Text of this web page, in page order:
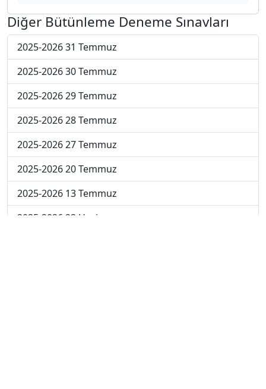
Diğer Bütünleme Deneme Sınavları
2025-2026 31 Temmuz
2025-2026 30 Temmuz
2025-2026 29 Temmuz
2025-2026 28 Temmuz
2025-2026 27 Temmuz
2025-2026 20 Temmuz
2025-2026 13 Temmuz
2025-2026 22 Haziran